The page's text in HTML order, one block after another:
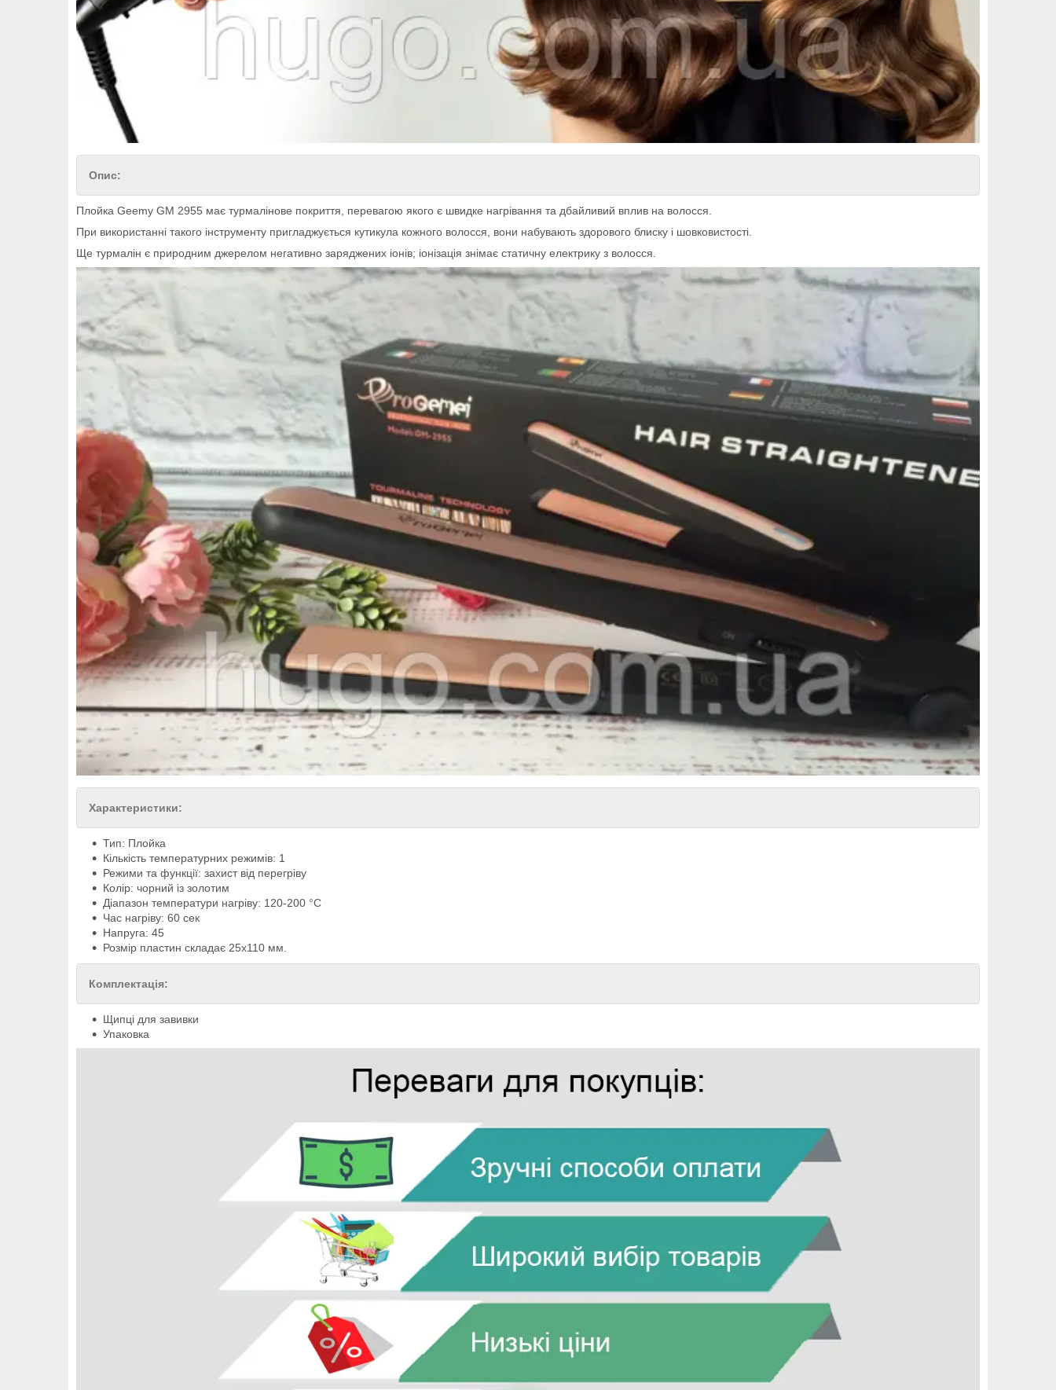
Опис:
Плойка Geemy GM 2955 має турмалінове покриття, перевагою якого є швидке нагрівання та дбайливий вплив на волосся.
При використанні такого інструменту пригладжується кутикула кожного волосся, вони набувають здорового блиску і шовковистості.
Ще турмалін є природним джерелом негативно заряджених іонів; іонізація знімає статичну електрику з волосся.
Характеристики:
Тип: Плойка
Кількість температурних режимів: 1
Режими та функції: захист від перегріву
Колір: чорний із золотим
Діапазон температури нагріву: 120-200 °С
Час нагріву: 60 сек
Напруга: 45
Розмір пластин складає 25х110 мм.
Комплектація:
Щипці для завивки
Упаковка